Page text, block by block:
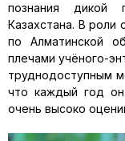
познания
Казахстана. В роли
по Алматинской
плечами учёного-
труднодоступным
что каждый год
очень высоко